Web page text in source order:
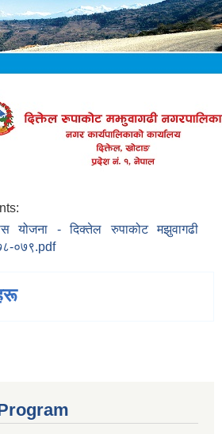
योजना - दिक्तेल रुपाकोट मझुवागढी
०७९.pdf